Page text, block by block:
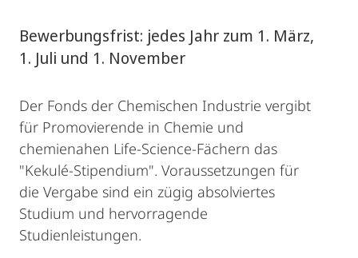
Bewerbungsfrist: jedes Jahr zum 1. März,
1. Juli und 1. November
Der Fonds der Chemischen Industrie vergibt
für Promovierende in Chemie und
chemienahen Life-Science-Fächern das
"Kekulé-Stipendium". Voraussetzungen für
die Vergabe sind ein zügig absolviertes
Studium und hervorragende
Studienleistungen.